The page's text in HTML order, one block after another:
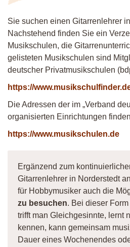
Sie suchen einen Gitarrenlehrer
Nachstehend finden Sie ein
Musikschulen, die
gelisteten Musikschulen sind
deutscher Privatmusikschulen
https://
Die Adressen der im „Verband
organisierten Einrichtungen
https://www.musikschulen.de
Ergänzend zum
Gitarrenlehrer in Norderstedt
für Hobbymusiker auch die
zu besuchen. Bei dieser
trifft man Gleichgesinnte, lernt
kennen, kann gemeinsam
Dauer eines Wochenendes